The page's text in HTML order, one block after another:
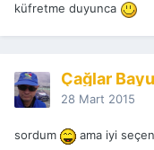
küfretme duyunca
Çağlar
28 Mart 2015
sordum ama iyi